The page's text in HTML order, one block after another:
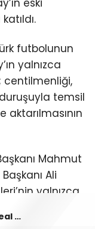
Mohamed Salah, Trabzonsporluların önünde imzayı attı
futbolunun
yalnızca
centilmenliği,
temsil
Mahmut
Ali
yalnızca
değerleri
TRANSFER | Yan Diomande, Real Madrid’de